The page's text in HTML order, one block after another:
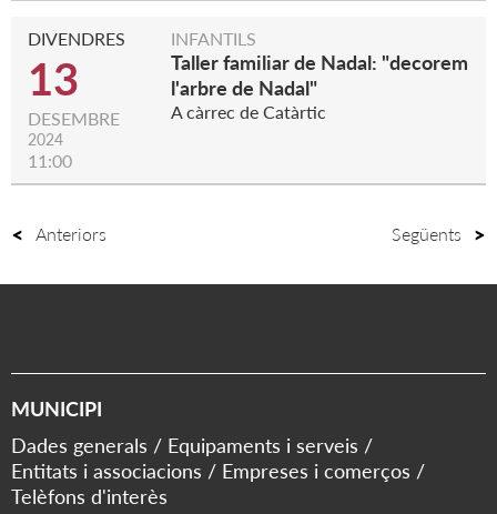
DIVENDRES
13
DESEMBRE
2024
11:00
INFANTILS
Taller familiar de Nadal: "decorem
l'arbre de Nadal"
A càrrec de Catàrtic
Anteriors Següents
MUNICIPI
Dades generals
Equipaments i serveis
Entitats i associacions
Empreses i comerços
Telèfons d'interès